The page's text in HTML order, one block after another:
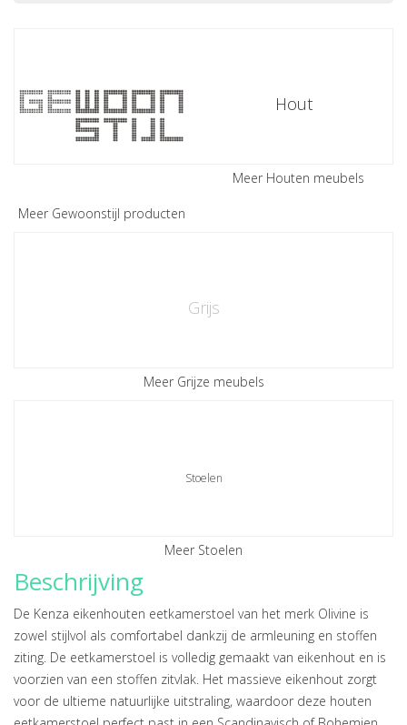
Meer Gewoonstijl producten
Hout
Meer Houten meubels
Grijs
Meer Grijze meubels
Stoelen
Meer Stoelen
Beschrijving
De Kenza eikenhouten eetkamerstoel van het merk Olivine is
zowel stijlvol als comfortabel dankzij de armleuning en stoffen
ziting. De eetkamerstoel is volledig gemaakt van eikenhout en is
voorzien van een stoffen zitvlak. Het massieve eikenhout zorgt
voor de ultieme natuurlijke uitstraling, waardoor deze houten